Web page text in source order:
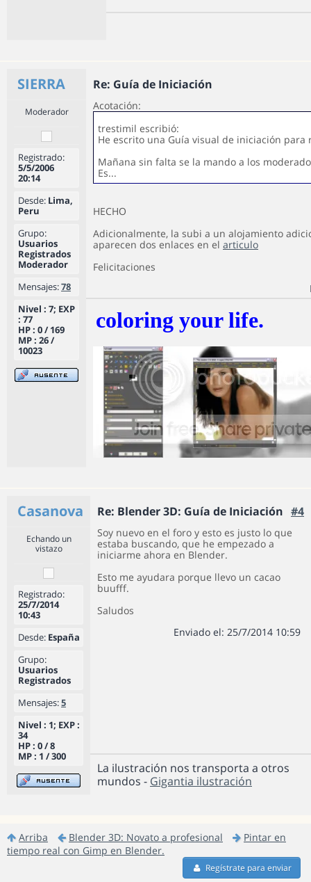
SIERRA Re: Guía de Iniciación
Moderador
Registrado:
5/5/2006
20:14
Desde: Lima,
Peru
Grupo:
Usuarios
Registrados
Moderador
Mensajes:78
Nivel : 7; EXP
: 77
HP : 0 / 169
MP : 26 /
10023
Acotación:
trestimil escribió:
He escrito una Guía visual de iniciación para
Mañana sin falta se la mando a los
Es...
HECHO
Adicionalmente, la subi a un alojamiento
aparecen dos enlaces en el articulo
Felicitaciones
coloring your life.
Casanova Re: Blender 3D: Guía de Iniciación #4
Echando un
vistazo
Registrado:
25/7/2014
10:43
Desde: España
Grupo:
Usuarios
Registrados
Mensajes:5
Nivel : 1; EXP :
34
HP : 0 / 8
MP : 1 / 300
Soy nuevo en el foro y esto es justo lo que
estaba buscando, que he empezado a
iniciarme ahora en Blender.
Esto me ayudara porque llevo un cacao
buufff.
Saludos
Enviado el: 25/7/2014 10:59
La ilustración nos transporta a otros
mundos - Gigantia ilustración
Arriba Blender 3D: Novato a profesional
Pintar en
tiempo real con Gimp en Blender.
Regístrate para enviar